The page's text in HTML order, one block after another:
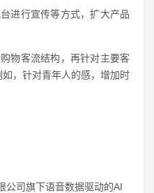
进行宣传等方式，扩大产品
物客流结构，再针对主要客
，针对青年人的感，增加时
公司旗下语音数据驱动的AI